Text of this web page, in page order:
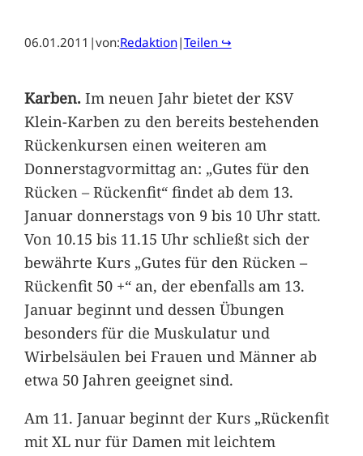
06.01.2011 |von:Redaktion|Teilen ↪
Karben.Im neuen Jahr bietet der KSV
Klein-Karben zu den bereits bestehenden
Rückenkursen einen weiteren am
Donnerstagvormittag an: „Gutes für den
Rücken – Rückenfit“ findet ab dem 13.
Januar donnerstags von 9 bis 10 Uhr statt.
Von 10.15 bis 11.15 Uhr schließt sich der
bewährte Kurs „Gutes für den Rücken –
Rückenfit 50 +“ an, der ebenfalls am 13.
Januar beginnt und dessen Übungen
besonders für die Muskulatur und
Wirbelsäulen bei Frauen und Männer ab
etwa 50 Jahren geeignet sind.
Am 11. Januar beginnt der Kurs „Rückenfit
mit XL nur für Damen mit leichtem